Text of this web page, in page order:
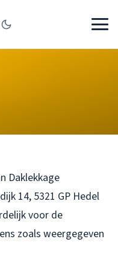
Daklekkage
14, 5321 GP Hedel
voor de
zoals weergegeven